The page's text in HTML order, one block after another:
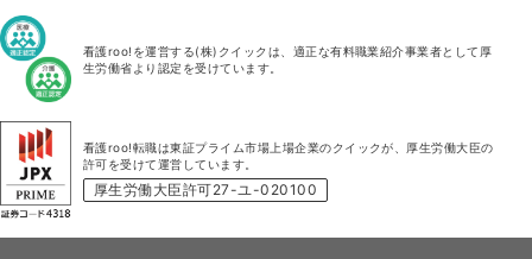
看護roo!を運営する(株)クイックは、適正な有料職業紹介事業者として厚
生労働省より認定を受けています。
看護roo!転職は東証プライム市場上場企業のクイックが、厚生労働大臣の
許可を受けて運営しています。
厚生労働大臣許可27-ユ-020100